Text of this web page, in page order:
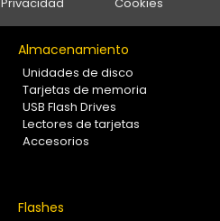
Almacenamiento
Unidades de disco
Tarjetas de memoria
USB Flash Drives
Lectores de tarjetas
Accesorios
Flashes